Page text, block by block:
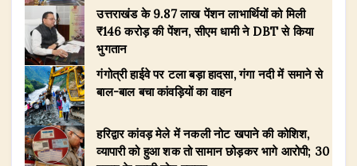
उत्तराखंड के 9.87 लाख पेंशन लाभार्थियों को मिली
₹146 करोड़ की पेंशन, सीएम धामी ने DBT से किया
भुगतान
गंगोत्री हाईवे पर टला बड़ा हादसा, गंगा नदी में समाने से
बाल-बाल बचा कांवड़ियों का वाहन
हरिद्वार कांवड़ मेले में नकली नोट खपाने की कोशिश,
व्यापारी को हुआ शक तो सामान छोड़कर भागे आरोपी; 30